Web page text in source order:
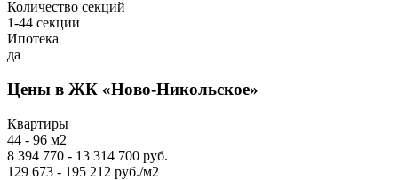
Количество секций
1-44 секции
Ипотека
да
Цены в ЖК «Ново-Никольское»
Квартиры
44 - 96 м2
8 394 770 - 13 314 700 руб.
129 673 - 195 212 руб./м2